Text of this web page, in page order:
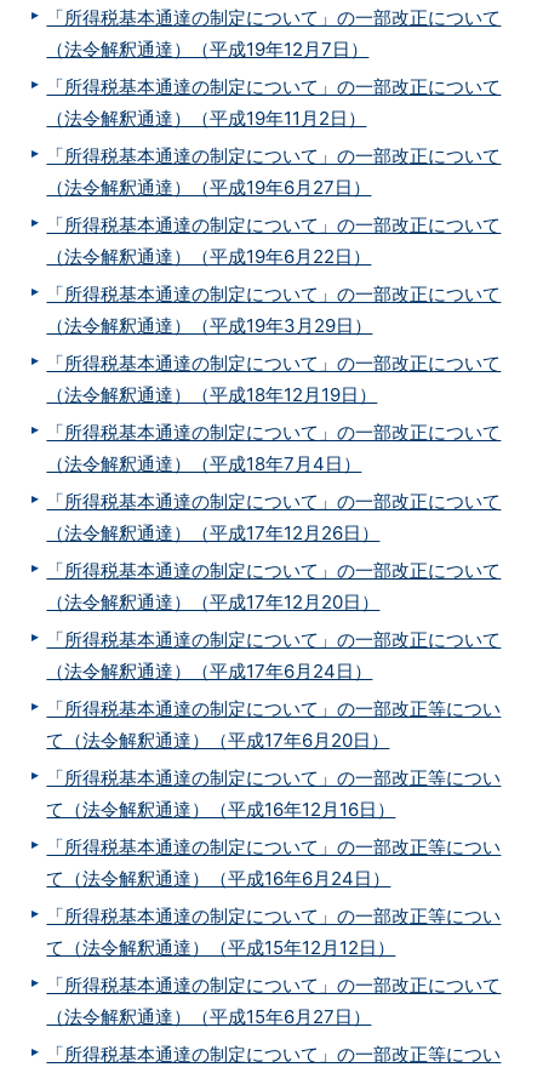
「所得税基本通達の制定について」の一部改正について
（法令解釈通達）（平成19年12月7日）
「所得税基本通達の制定について」の一部改正について
（法令解釈通達）（平成19年11月2日）
「所得税基本通達の制定について」の一部改正について
（法令解釈通達）（平成19年6月27日）
「所得税基本通達の制定について」の一部改正について
（法令解釈通達）（平成19年6月22日）
「所得税基本通達の制定について」の一部改正について
（法令解釈通達）（平成19年3月29日）
「所得税基本通達の制定について」の一部改正について
（法令解釈通達）（平成18年12月19日）
「所得税基本通達の制定について」の一部改正について
（法令解釈通達）（平成18年7月4日）
「所得税基本通達の制定について」の一部改正について
（法令解釈通達）（平成17年12月26日）
「所得税基本通達の制定について」の一部改正について
（法令解釈通達）（平成17年12月20日）
「所得税基本通達の制定について」の一部改正について
（法令解釈通達）（平成17年6月24日）
「所得税基本通達の制定について」の一部改正等につい
て（法令解釈通達）（平成17年6月20日）
「所得税基本通達の制定について」の一部改正等につい
て（法令解釈通達）（平成16年12月16日）
「所得税基本通達の制定について」の一部改正等につい
て（法令解釈通達）（平成16年6月24日）
「所得税基本通達の制定について」の一部改正等につい
て（法令解釈通達）（平成15年12月12日）
「所得税基本通達の制定について」の一部改正について
（法令解釈通達）（平成15年6月27日）
「所得税基本通達の制定について」の一部改正等につい